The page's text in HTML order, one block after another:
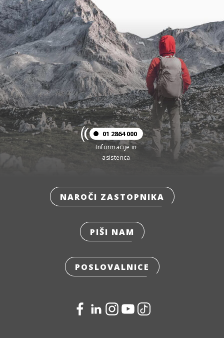
01 2864 000
Informacije in
asistenca
NAROČI ZASTOPNIKA
PIŠI NAM
POSLOVALNICE